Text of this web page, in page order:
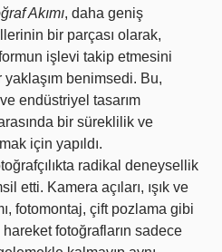
Akımı, daha geniş
bir parçası olarak,
işlevi takip etmesini
benimsedi. Bu,
endüstriyel tasarım
bir süreklilik ve
için yapıldı.
radikal deneysellik
etti. Kamera açıları, ışık ve
fotomontaj, çift pozlama gibi
fotoğrafların sadece